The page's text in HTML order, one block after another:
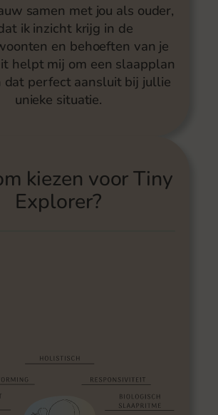
samen met jou als ouder,
ik inzicht krijg in de
en behoeften van je
helpt mij om een slaapplan
dat perfect aansluit bij jullie
unieke situatie.
kiezen voor Tiny
Explorer?